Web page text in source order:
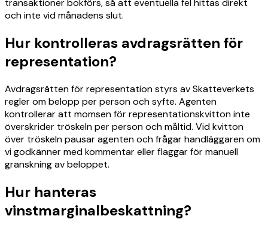
transaktioner bokförs, så att eventuella fel hittas direkt
och inte vid månadens slut.
Hur kontrolleras avdragsrätten för
representation?
Avdragsrätten för representation styrs av Skatteverkets
regler om belopp per person och syfte. Agenten
kontrollerar att momsen för representationskvitton inte
överskrider tröskeln per person och måltid. Vid kvitton
över tröskeln pausar agenten och frågar handläggaren om
vi godkänner med kommentar eller flaggar för manuell
granskning av beloppet.
Hur hanteras
vinstmarginalbeskattning?